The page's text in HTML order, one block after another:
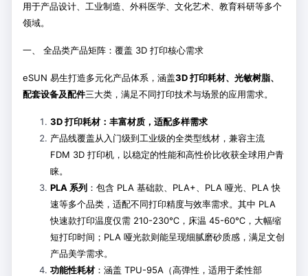
用于产品设计、工业制造、外科医学、文化艺术、教育科研等多个
领域。
一、 全品类产品矩阵：覆盖 3D 打印核心需求
eSUN 易生打造多元化产品体系，涵盖3D 打印耗材、光敏树脂、
配套设备及配件三大类，满足不同打印技术与场景的应用需求。
3D 打印耗材：丰富材质，适配多样需求
产品线覆盖从入门级到工业级的全类型线材，兼容主流
FDM 3D 打印机，以稳定的性能和高性价比收获全球用户青
睐。
PLA 系列 ：包含 PLA 基础款、PLA+、PLA 哑光、PLA 快
速等多个品类，适配不同打印精度与效率需求。其中 PLA
快速款打印温度仅需 210-230℃，床温 45-60℃，大幅缩
短打印时间；PLA 哑光款则能呈现细腻磨砂质感，满足文创
产品美学需求。
功能性耗材：涵盖 TPU-95A（高弹性，适用于柔性部